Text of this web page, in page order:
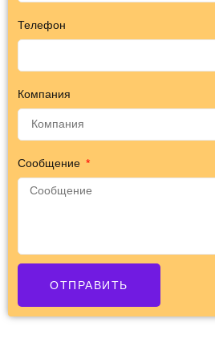
Телефон
Компания
Сообщение
ОТПРАВИТЬ